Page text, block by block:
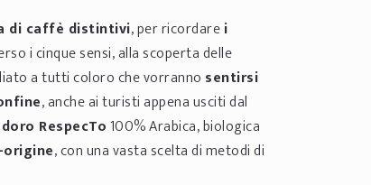
di caffè distintivi, per ricordarei
i cinque sensi, alla scoperta delle
a tutti coloro che vorranno sentirsi
, anche ai turisti appena usciti dal
RespecTo100% Arabica, biologica
, con una vasta scelta di metodi di